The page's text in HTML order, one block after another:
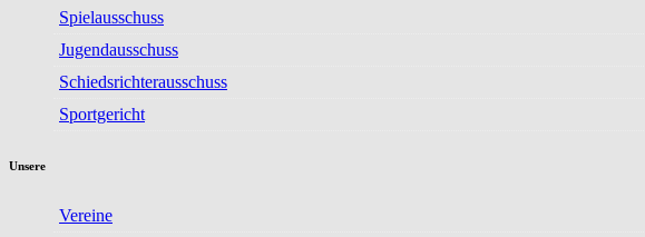
Spielausschuss
Jugendausschuss
Schiedsrichterausschuss
Sportgericht
Unsere
Vereine